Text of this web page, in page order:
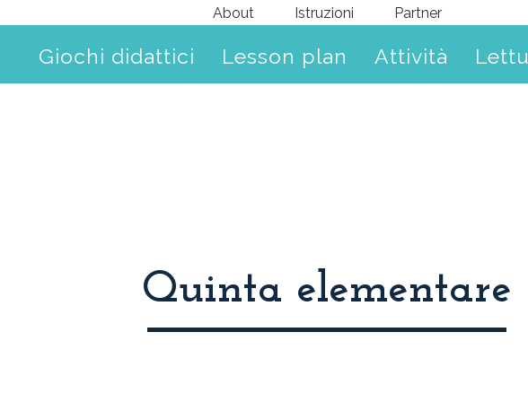
About Istruzioni Partner
Giochi didattici Lesson plan Attività
Quinta elementare